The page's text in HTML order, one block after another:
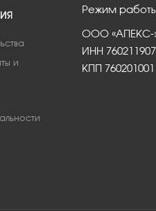
и
Режим
ООО «АПЕКС-
ИНН
КПП 760201001